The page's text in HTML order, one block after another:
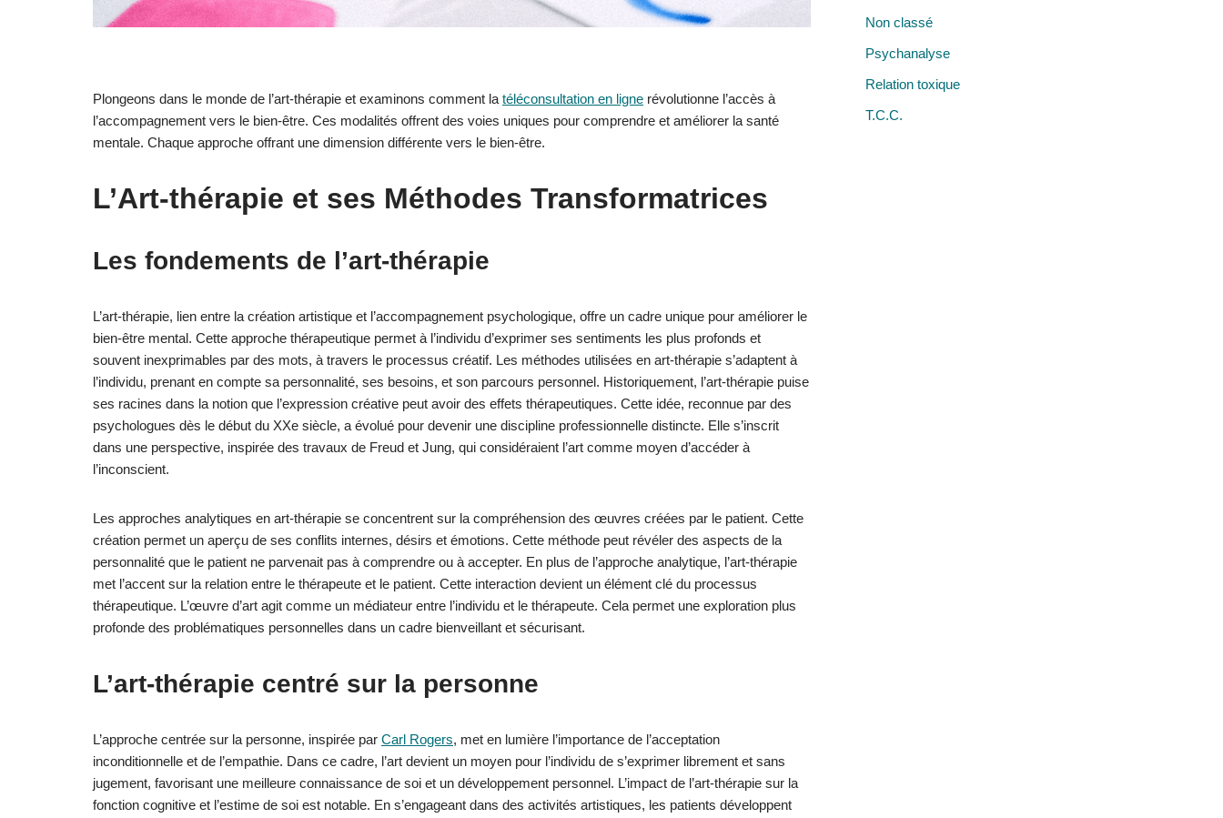
Plongeons dans le monde de l’art-thérapie et examinons comment la téléconsultation en ligne révolutionne l’accès à
l’accompagnement vers le bien-être. Ces modalités offrent des voies uniques pour comprendre et améliorer la santé
mentale. Chaque approche offrant une dimension différente vers le bien-être.
L’Art-thérapie et ses Méthodes Transformatrices
Les fondements de l’art-thérapie
L’art-thérapie, lien entre la création artistique et l’accompagnement psychologique, offre un cadre unique pour améliorer le
bien-être mental. Cette approche thérapeutique permet à l’individu d’exprimer ses sentiments les plus profonds et
souvent inexprimables par des mots, à travers le processus créatif. Les méthodes utilisées en art-thérapie s’adaptent à
l’individu, prenant en compte sa personnalité, ses besoins, et son parcours personnel. Historiquement, l’art-thérapie puise
ses racines dans la notion que l’expression créative peut avoir des effets thérapeutiques. Cette idée, reconnue par des
psychologues dès le début du XXe siècle, a évolué pour devenir une discipline professionnelle distincte. Elle s’inscrit
dans une perspective, inspirée des travaux de Freud et Jung, qui considéraient l’art comme moyen d’accéder à
l’inconscient.
Les approches analytiques en art-thérapie se concentrent sur la compréhension des œuvres créées par le patient. Cette
création permet un aperçu de ses conflits internes, désirs et émotions. Cette méthode peut révéler des aspects de la
personnalité que le patient ne parvenait pas à comprendre ou à accepter. En plus de l’approche analytique, l’art-thérapie
met l’accent sur la relation entre le thérapeute et le patient. Cette interaction devient un élément clé du processus
thérapeutique. L’œuvre d’art agit comme un médiateur entre l’individu et le thérapeute. Cela permet une exploration plus
profonde des problématiques personnelles dans un cadre bienveillant et sécurisant.
L’art-thérapie centré sur la personne
L’approche centrée sur la personne, inspirée par Carl Rogers, met en lumière l’importance de l’acceptation
inconditionnelle et de l’empathie. Dans ce cadre, l’art devient un moyen pour l’individu de s’exprimer librement et sans
jugement, favorisant une meilleure connaissance de soi et un développement personnel. L’impact de l’art-thérapie sur la
fonction cognitive et l’estime de soi est notable. En s’engageant dans des activités artistiques, les patients développent
Non classé
Psychanalyse
Relation toxique
T.C.C.